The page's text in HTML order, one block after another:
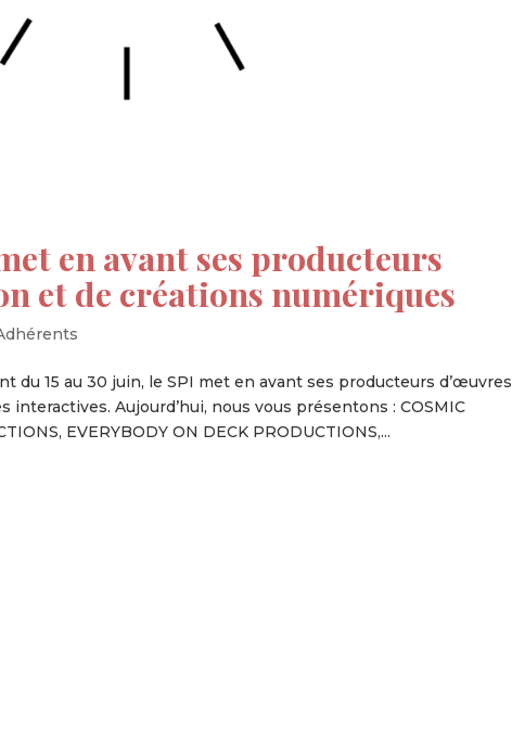
en avant ses producteurs
et de créations numériques
du 15 au 30 juin, le SPI met en avant ses producteurs d’œuvres
interactives. Aujourd’hui, nous vous présentons : COSMIC
EVERYBODY ON DECK PRODUCTIONS,...